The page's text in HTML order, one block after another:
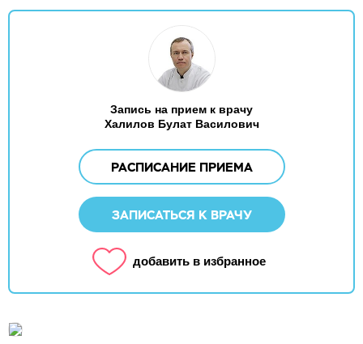
Запись на прием к врачу
Халилов Булат Василович
РАСПИСАНИЕ ПРИЕМА
ЗАПИСАТЬСЯ К ВРАЧУ
добавить в избранное